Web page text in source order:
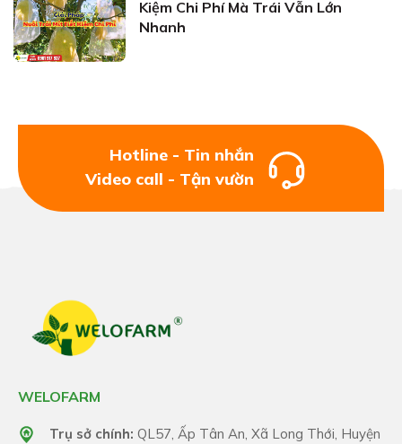
Kiệm Chi Phí Mà Trái Vẫn Lớn
Nhanh
Hotline - Tin nhắn
Video call - Tận vườn
WELOFARM
Trụ sở chính: QL57, Ấp Tân An, Xã Long Thới, Huyện